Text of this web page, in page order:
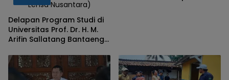
Lensa Nusantara)
Delapan Program Studi di
Universitas Prof. Dr. H. M.
Arifin Sallatang Bantaeng
Terakreditasi, Pihak
Kampus Beri Penjelasan